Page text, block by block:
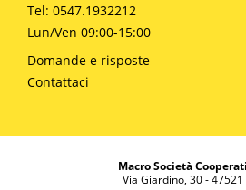
Tel: 0547.1932212
Lun/Ven 09:00-15:00
Domande e risposte
Contattaci
Macro Società
Via Giardino, 30 - 47521